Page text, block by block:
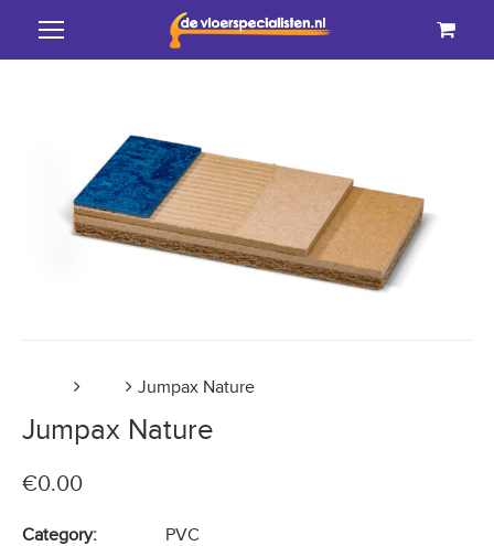
Jumpax Nature
Jumpax Nature
€0.00
Category:
PVC